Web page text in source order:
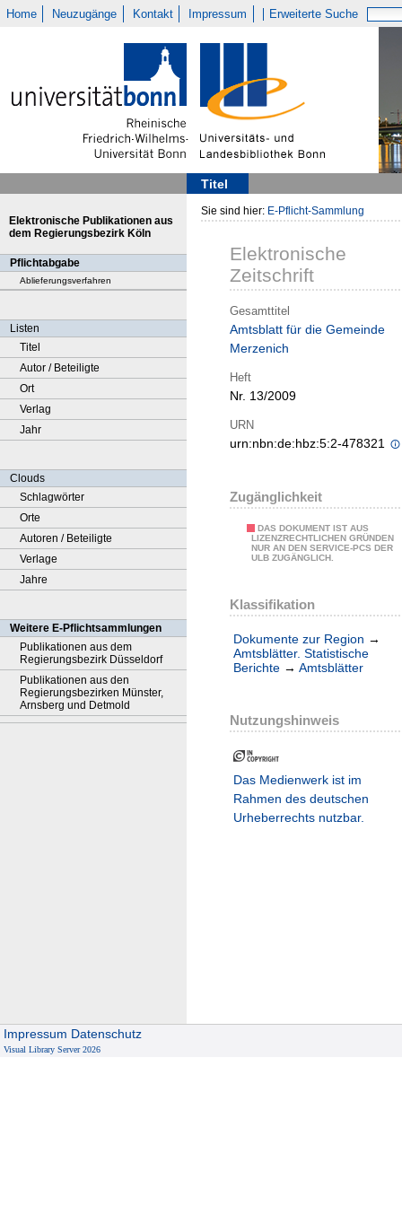
Home Neuzugänge Kontakt Impressum Erweiterte Suche
Titel
Elektronische Publikationen aus
dem Regierungsbezirk Köln
Pflichtabgabe
Ablieferungsverfahren
Listen
Titel
Autor / Beteiligte
Ort
Verlag
Jahr
Clouds
Schlagwörter
Orte
Autoren / Beteiligte
Verlage
Jahre
Weitere E-Pflichtsammlungen
Publikationen aus dem
Regierungsbezirk Düsseldorf
Publikationen aus den
Regierungsbezirken Münster,
Arnsberg und Detmold
Sie sind hier: E-Pflicht-Sammlung
Elektronische
Zeitschrift
Gesamttitel
Amtsblatt für die Gemeinde
Merzenich
Heft
Nr. 13/2009
URN
urn:nbn:de:hbz:5:2-478321
Zugänglichkeit
DAS DOKUMENT IST AUS
LIZENZRECHTLICHEN GRÜNDEN
NUR AN DEN SERVICE-PCS DER
ULB ZUGÄNGLICH.
Klassifikation
Dokumente zur Region →
Amtsblätter. Statistische
Berichte → Amtsblätter
Nutzungshinweis
Das Medienwerk ist im
Rahmen des deutschen
Urheberrechts nutzbar.
Impressum Datenschutz
Visual Library Server 2026